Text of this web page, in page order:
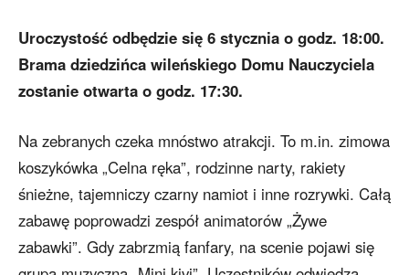
Uroczystość odbędzie się 6 stycznia o godz. 18:00.
Brama dziedzińca wileńskiego Domu Nauczyciela
zostanie otwarta o godz. 17:30.
Na zebranych czeka mnóstwo atrakcji. To m.in. zimowa
koszykówka „Celna ręka”, rodzinne narty, rakiety
śnieżne, tajemniczy czarny namiot i inne rozrywki. Całą
zabawę poprowadzi zespół animatorów „Żywe
zabawki”. Gdy zabrzmią fanfary, na scenie pojawi się